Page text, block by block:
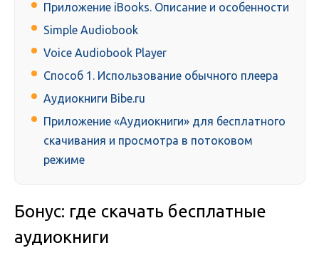
Приложение iBooks. Описание и особенности
Simple Audiobook
Voice Audiobook Player
Способ 1. Использование обычного плеера
Аудиокниги Bibe.ru
Приложение «Аудиокниги» для бесплатного
скачивания и просмотра в потоковом
режиме
Бонус: где скачать бесплатные
аудиокниги